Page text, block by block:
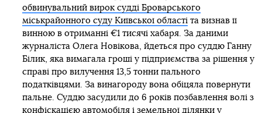
обвинувальний вирок судді Броварського
міськрайонного суду Київської областіта визнав її
винною в отриманні €1 тисячі хабаря. За даними
журналіста Олега Новікова, йдеться про суддю Ганну
Білик, яка вимагала гроші у підприємства за рішення у
справі про вилучення 13,5 тонни пального
податківцями. За винагороду вона обіцяла повернути
пальне. Суддю засудили до 6 років позбавлення волі з
конфіскацією автомобіля і земельної ділянки у